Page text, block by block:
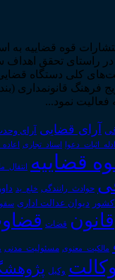
قوه قضاییه به
۵۸۸۴ از سال ۱۳۸۰ در راستای
کلی دستگاه قضایی
آرای قضایی آرای
ادله_اثبات_دعوا اسناد_تجاری
قضاییه
حوادث_رانندگی خلع_ید
دیوان عدالت اداری
قانون قضات
مالکیت_معنوی مسئولیت_مدنی
وکالت وکیل